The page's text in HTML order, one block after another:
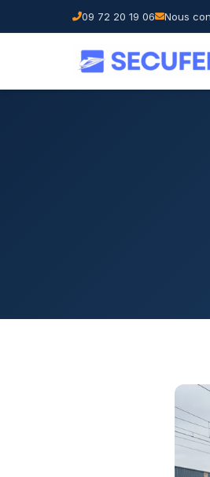
09 72 20 19 06 Nous